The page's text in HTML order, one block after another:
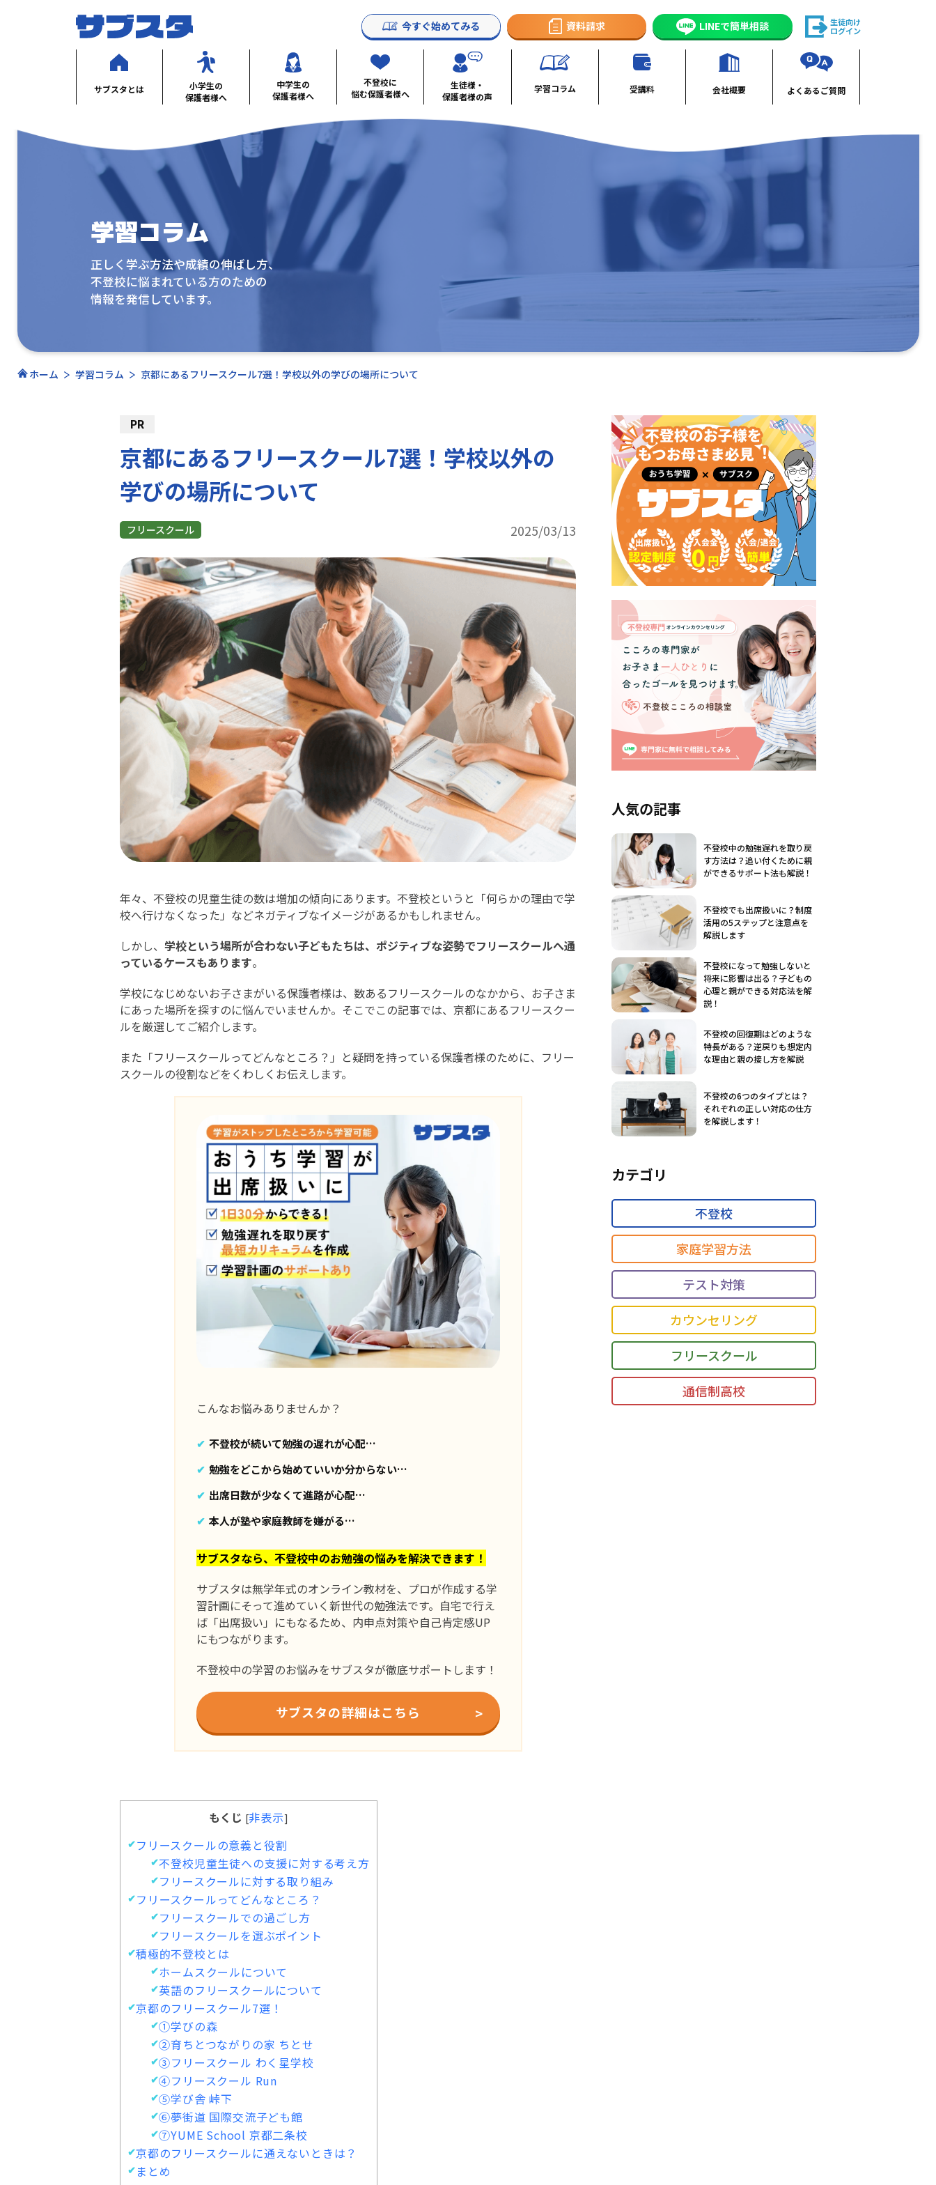
今すぐ始めてみる 資料請求 LINEで簡単相談
サブスタとは
小学生の
保護者様へ
中学生の
保護者様へ
不登校に
悩む保護者様へ
生徒様・
保護者様の声
学習コラム 受講料 会社概要 よくあるご質問
生徒向け
ログイン
学習コラム
正しく学ぶ方法や成績の伸ばし方、
不登校に悩まれている方のための
情報を発信しています。
ホーム 学習コラム 京都にあるフリースクール7選！学校以外の学びの場所について
PR
京都にあるフリースクール7選！学校以外の
学びの場所について
フリースクール 2025/03/13
年々、不登校の児童生徒の数は増加の傾向にあります。不登校というと「何らかの理由で学
校へ行けなくなった」などネガティブなイメージがあるかもしれません。
しかし、 学校という場所が合わない子どもたちは、ポジティブな姿勢でフリースクールへ通
っているケースもあります。
学校になじめないお子さまがいる保護者様は、数あるフリースクールのなかから、お子さま
にあった場所を探すのに悩んでいませんか。そこでこの記事では、京都にあるフリースクー
ルを厳選してご紹介します。
また「フリースクールってどんなところ？」と疑問を持っている保護者様のために、フリー
スクールの役割などをくわしくお伝えします。
こんなお悩みありませんか？
不登校が続いて勉強の遅れが心配…
勉強をどこから始めていいか分からない…
出席日数が少なくて進路が心配…
本人が塾や家庭教師を嫌がる…
サブスタなら、不登校中のお勉強の悩みを解決できます！
サブスタは無学年式のオンライン教材を、プロが作成する学
習計画にそって進めていく新世代の勉強法です。自宅で行え
ば「出席扱い」にもなるため、内申点対策や自己肯定感UP
にもつながります。
不登校中の学習のお悩みをサブスタが徹底サポートします！
サブスタの詳細はこちら
もくじ [非表示]
フリースクールの意義と役割
不登校児童生徒への支援に対する考え方
フリースクールに対する取り組み
フリースクールってどんなところ？
フリースクールでの過ごし方
フリースクールを選ぶポイント
積極的不登校とは
ホームスクールについて
英語のフリースクールについて
京都のフリースクール7選！
①学びの森
②育ちとつながりの家 ちとせ
③フリースクール わく星学校
④フリースクール Run
⑤学び舎 峠下
⑥夢街道 国際交流子ども館
⑦YUME School 京都二条校
京都のフリースクールに通えないときは？
まとめ
人気の記事
不登校中の勉強遅れを取り戻
す方法は？追い付くために親
ができるサポート法も解説！
不登校でも出席扱いに？制度
活用の5ステップと注意点を
解説します
不登校になって勉強しないと
将来に影響は出る？子どもの
心理と親ができる対応法を解
説！
不登校の回復期はどのような
特長がある？逆戻りも想定内
な理由と親の接し方を解説
不登校の6つのタイプとは？
それぞれの正しい対応の仕方
を解説します！
カテゴリ
不登校
家庭学習方法
テスト対策
カウンセリング
フリースクール
通信制高校